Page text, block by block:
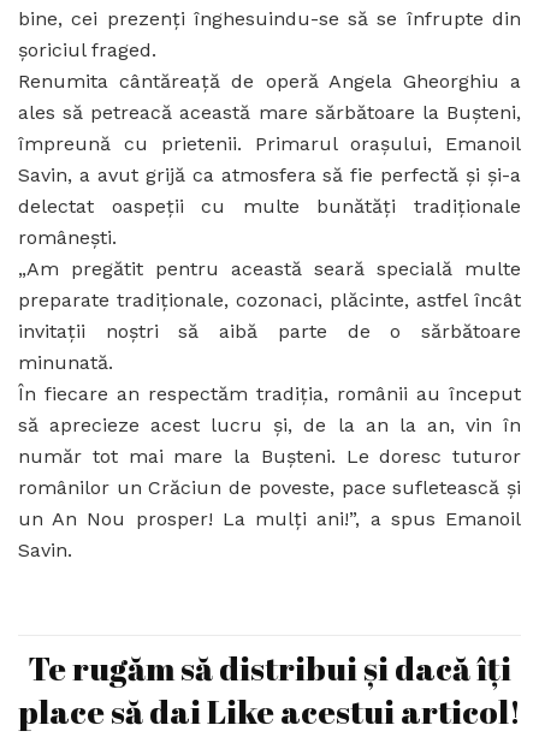
bine, cei prezenți înghesuindu-se să se înfrupte din
șoriciul fraged.
Renumita cântăreață de operă Angela Gheorghiu a
ales să petreacă această mare sărbătoare la Bușteni,
împreună cu prietenii. Primarul orașului, Emanoil
Savin, a avut grijă ca atmosfera să fie perfectă și și-a
delectat oaspeții cu multe bunătăți tradiționale
românești.
„Am pregătit pentru această seară specială multe
preparate tradiționale, cozonaci, plăcinte, astfel încât
invitații noștri să aibă parte de o sărbătoare
minunată.
În fiecare an respectăm tradiția, românii au început
să aprecieze acest lucru și, de la an la an, vin în
număr tot mai mare la Bușteni. Le doresc tuturor
românilor un Crăciun de poveste, pace sufletească și
un An Nou prosper! La mulți ani!”, a spus Emanoil
Savin.
Te rugăm să distribui și dacă îți
place să dai Like acestui articol!